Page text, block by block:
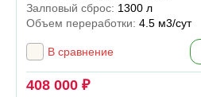
Залповый сброс: 1300 л
Объем переработки: 4.5 м3/сут
В сравнение
408 000 ₽